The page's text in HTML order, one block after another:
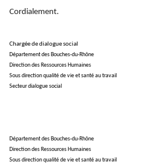
Cordialement.
Chargée de dialogue social
Département des Bouches-du-Rhône
Direction des Ressources Humaines
Sous direction qualité de vie et santé au travail
Secteur dialogue social
Département des Bouches-du-Rhône
Direction des Ressources Humaines
Sous direction qualité de vie et santé au travail